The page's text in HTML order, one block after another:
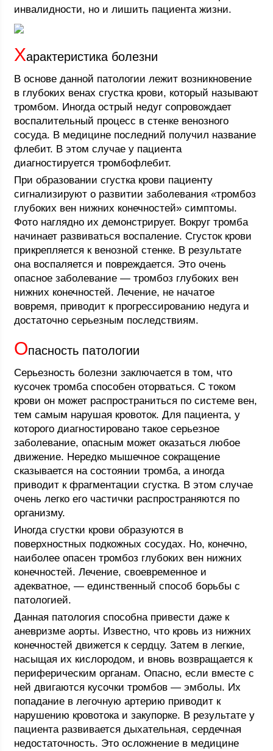
инвалидности, но и лишить пациента жизни.
Характеристика болезни
В основе данной патологии лежит возникновение
в глубоких венах сгустка крови, который называют
тромбом. Иногда острый недуг сопровождает
воспалительный процесс в стенке венозного
сосуда. В медицине последний получил название
флебит. В этом случае у пациента
диагностируется тромбофлебит.
При образовании сгустка крови пациенту
сигнализируют о развитии заболевания «тромбоз
глубоких вен нижних конечностей» симптомы.
Фото наглядно их демонстрирует. Вокруг тромба
начинает развиваться воспаление. Сгусток крови
прикрепляется к венозной стенке. В результате
она воспаляется и повреждается. Это очень
опасное заболевание — тромбоз глубоких вен
нижних конечностей. Лечение, не начатое
вовремя, приводит к прогрессированию недуга и
достаточно серьезным последствиям.
Опасность патологии
Серьезность болезни заключается в том, что
кусочек тромба способен оторваться. С током
крови он может распространиться по системе вен,
тем самым нарушая кровоток. Для пациента, у
которого диагностировано такое серьезное
заболевание, опасным может оказаться любое
движение. Нередко мышечное сокращение
сказывается на состоянии тромба, а иногда
приводит к фрагментации сгустка. В этом случае
очень легко его частички распространяются по
организму.
Иногда сгустки крови образуются в
поверхностных подкожных сосудах. Но, конечно,
наиболее опасен тромбоз глубоких вен нижних
конечностей. Лечение, своевременное и
адекватное, — единственный способ борьбы с
патологией.
Данная патология способна привести даже к
аневризме аорты. Известно, что кровь из нижних
конечностей движется к сердцу. Затем в легкие,
насыщая их кислородом, и вновь возвращается к
периферическим органам. Опасно, если вместе с
ней двигаются кусочки тромбов — эмболы. Их
попадание в легочную артерию приводит к
нарушению кровотока и закупорке. В результате у
пациента развивается дыхательная, сердечная
недостаточность. Это осложнение в медицине